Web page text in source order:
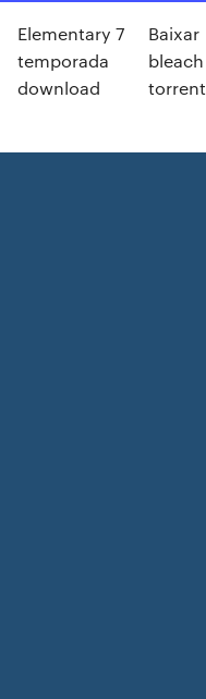
Elementary 7
temporada
download
Baixar
bleach
torrent